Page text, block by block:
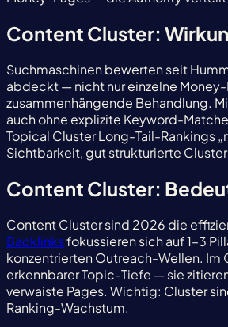
Content Cluster:
Suchmaschinen bewerten seit
abdeckt — nicht nur einzelne
zusammenhängende Behandlung.
auch ohne explizite Keyword-
Topical Cluster Long-Tail-Rankings
Sichtbarkeit, gut strukturierte
Content Cluster:
Content Cluster sind 2026 die
Backlinksfokussieren sich auf 1–3
konzentrierten Outreach-Wellen. Im
erkennbarer Topic-Tiefe — sie
verwaiste Pages. Wichtig: Cluster
Ranking-Wachstum.